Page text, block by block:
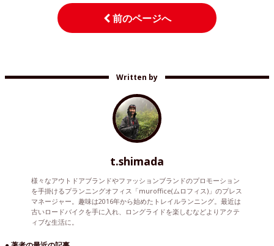
前のページへ
Written by
t.shimada
様々なアウトドアブランドやファッションブランドのプロモーション
を手掛けるプランニングオフィス「muroffice(ムロフィス)」のプレス
マネージャー。趣味は2016年から始めたトレイルランニング。最近は
古いロードバイクを手に入れ、ロングライドを楽しむなどよりアクテ
ィブな生活に。